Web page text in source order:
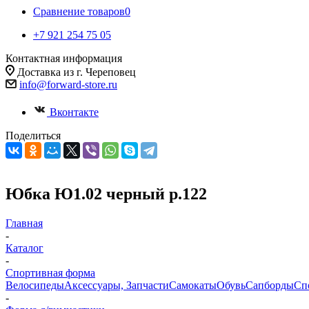
Сравнение товаров0
+7 921 254 75 05
Контактная информация
Доставка из г. Череповец
info@forward-store.ru
Вконтакте
Поделиться
Юбка Ю1.02 черный р.122
Главная
-
Каталог
-
Спортивная форма
ВелосипедыАксессуары, ЗапчастиСамокатыОбувьСапборды
-